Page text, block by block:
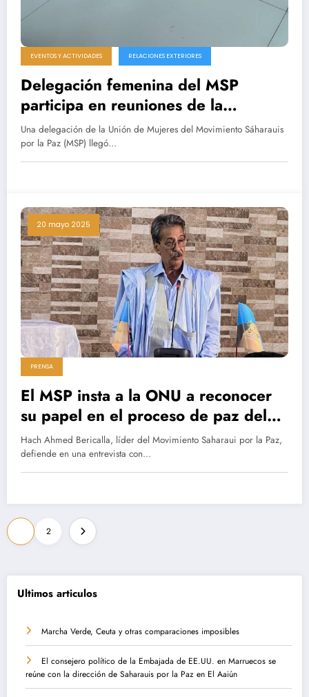
EVENTOS Y ACTIVIDADES RELACIONES EXTERIORES
Delegación femenina del MSP
participa en reuniones de la
Internacional Socialista en Estambul.
Una delegación de la Unión de Mujeres del Movimiento Sáharauis
por la Paz (MSP) llegó…
20 mayo 2025
PRENSA
El MSP insta a la ONU a reconocer
su papel en el proceso de paz del
Sáhara Occidental
Hach Ahmed Bericalla, líder del Movimiento Saharaui por la Paz,
defiende en una entrevista con…
Paginación
de
entradas
2
Ultimos articulos
Marcha Verde, Ceuta y otras comparaciones imposibles
El consejero político de la Embajada de EE.UU. en Marruecos se
reúne con la dirección de Saharauis por la Paz en El Aaiún